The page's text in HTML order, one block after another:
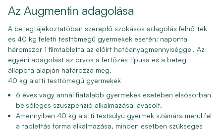
Az Augmentin adagolása
A betegtájékoztatóban szereplő szokásos adagolás felnőttek
és 40 kg feletti testtömegű gyermekek esetén: naponta
háromszor 1 filmtabletta az előírt hatóanyagmennyiséggel. Az
egyéni adagolást az orvos a fertőzés típusa és a beteg
állapota alapján határozza meg.
40 kg alatti testtömegű gyermekek
6 éves vagy annál fiatalabb gyermekek esetében elsősorban
belsőleges szuszpenzió alkalmazása javasolt.
Amennyiben 40 kg alatti testsúlyú gyermek számára merül fel
a tablettás forma alkalmazása, minden esetben szükséges